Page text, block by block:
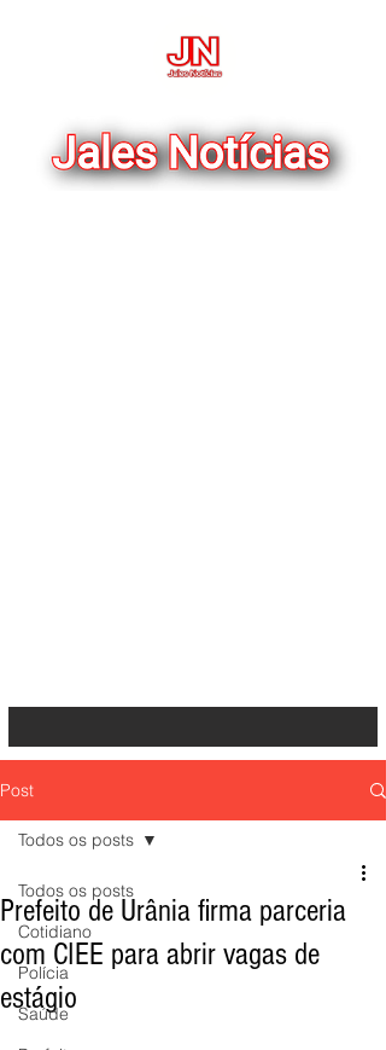
Post
Todos os posts
Cotidiano
Polícia
Saúde
Todos os posts
Prefeito de Urânia firma parceria
com CIEE para abrir vagas de
estágio